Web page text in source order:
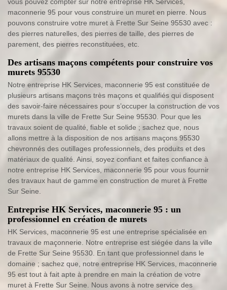
vous pouvez compter sur notre entreprise HK Services,
maconnerie 95 pour vous construire un muret en pierre. Nous
pouvons construire votre muret à Frette Sur Seine 95530 avec :
des pierres naturelles, des pierres de taille, des pierres de
parement, des pierres reconstituées, etc.
Des artisans maçons compétents pour construire vos
murets 95530
Notre entreprise HK Services, maconnerie 95 est constituée de
plusieurs artisans maçons très maçons et qualifiés qui disposent
des savoir-faire nécessaires pour s’occuper la construction de vos
murets dans la ville de Frette Sur Seine 95530. Pour que les
travaux soient de qualité, fiable et solide ; sachez que, nous
allons mettre à la disposition de nos artisans maçons 95530
chevronnés des outillages professionnels, des produits et des
matériaux de qualité. Ainsi, soyez confiant et faites confiance à
notre entreprise HK Services, maconnerie 95 pour vous fournir
des travaux haut de gamme en construction de muret à Frette
Sur Seine.
Entreprise HK Services, maconnerie 95 : un
professionnel en création de murets
HK Services, maconnerie 95 est une entreprise spécialisée en
travaux de maçonnerie. Notre entreprise est siégée dans la ville
de Frette Sur Seine 95530. En tant que professionnel dans le
domaine ; sachez que, notre entreprise HK Services, maconnerie
95 est tout à fait apte à prendre en main la création de votre
muret à Frette Sur Seine. Nous avons à notre service des